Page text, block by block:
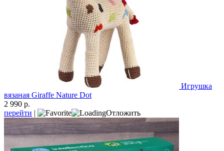
Игрушка
вязаная Giraffe Nature Dot
2 990 р.
перейти | Отложить